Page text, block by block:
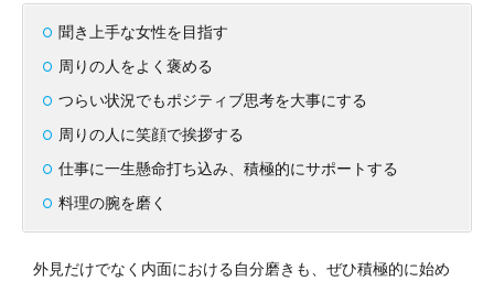
聞き上手な女性を目指す
周りの人をよく褒める
つらい状況でもポジティブ思考を大事にする
周りの人に笑顔で挨拶する
仕事に一生懸命打ち込み、積極的にサポートする
料理の腕を磨く
外見だけでなく内面における自分磨きも、ぜひ積極的に始め